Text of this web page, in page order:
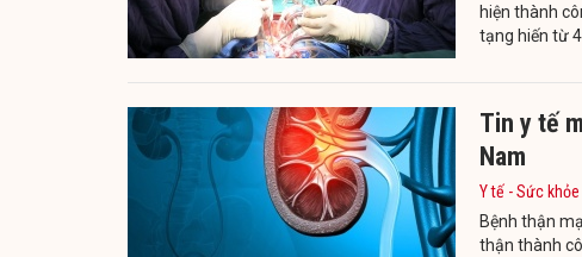
hiện thành
tạng hiến từ
Tin y tế
Nam
Y tế - Sức khỏe
Bệnh thận
thận thành